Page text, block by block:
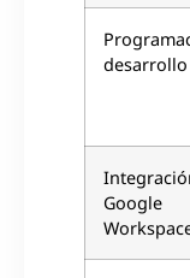
desarrollo
Google